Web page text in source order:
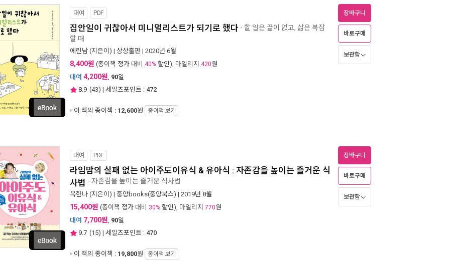
대여 PDF
집안일이 귀찮아서 미니멀리스트가 되기로 했다 - 할 일은 끝이 없고, 삶은 복잡
할 때
에린남 (지은이) | 상상출판 | 2020년 6월
8,400원 (종이책 정가 대비 40% 할인), 마일리지 420원
대여 4,200원, 90일
8.9 (43) | 세일즈포인트 : 472
이 책의 종이책 : 12,600원 종이책 보기
장바구니
바로구매
보관함
대여 PDF
라임맘의 실패 없는 아이주도이유식 & 유아식 : 자존감을 높이는 즐거운 식
사법 - 자존감을 높이는 즐거운 식사법
옥한나 (지은이) | 중앙books(중앙북스) | 2019년 8월
15,400원 (종이책 정가 대비 30% 할인), 마일리지 770원
대여 7,700원 90일
9.7 (15) | 세일즈포인트 : 470
이 책의 종이책 : 19,800원 종이책 보기
장바구니
바로구매
보관함